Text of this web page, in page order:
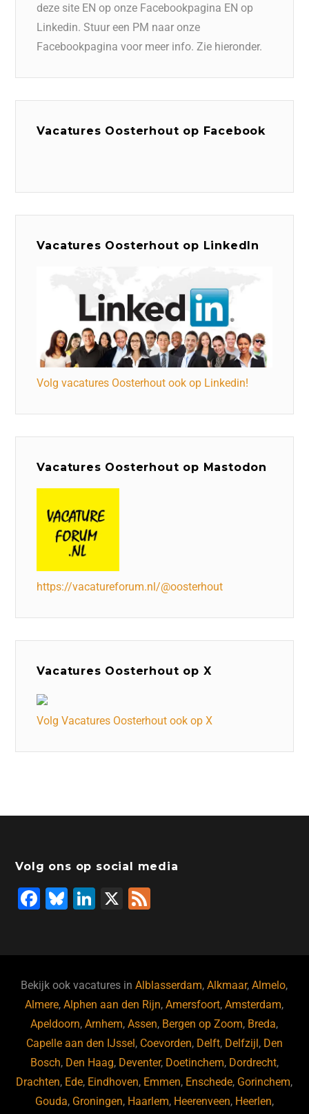
deze site EN op onze Facebookpagina EN op
Linkedin. Stuur een PM naar onze
Facebookpagina voor meer info. Zie hieronder.
Vacatures Oosterhout op Facebook
Vacatures Oosterhout op LinkedIn
Volg vacatures Oosterhout ook op Linkedin!
Vacatures Oosterhout op Mastodon
https://vacatureforum.nl/@oosterhout
Vacatures Oosterhout op X
Volg Vacatures Oosterhout ook op X
Volg ons op social media
F
b
o
o
k
Bl
ky
Li
dI
n
X
Bekijk ook vacatures inAlblasserdam,Alkmaar,Almelo,
Almere,Alphen aan den Rijn,Amersfoort,Amsterdam,
Apeldoorn,Arnhem,Assen, Bergen op Zoom, Breda,
Capelle aan den IJssel, Coevorden, Delft, Delfzijl, Den
Bosch, Den Haag, Deventer, Doetinchem, Dordrecht,
Drachten, Ede, Eindhoven, Emmen, Enschede, Gorinchem,
Gouda, Groningen, Haarlem, Heerenveen, Heerlen,